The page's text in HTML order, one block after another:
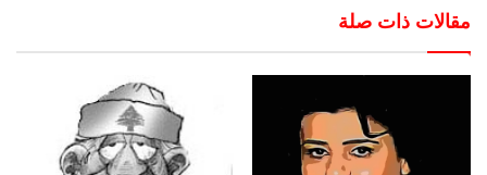
مقالات ذات صلة